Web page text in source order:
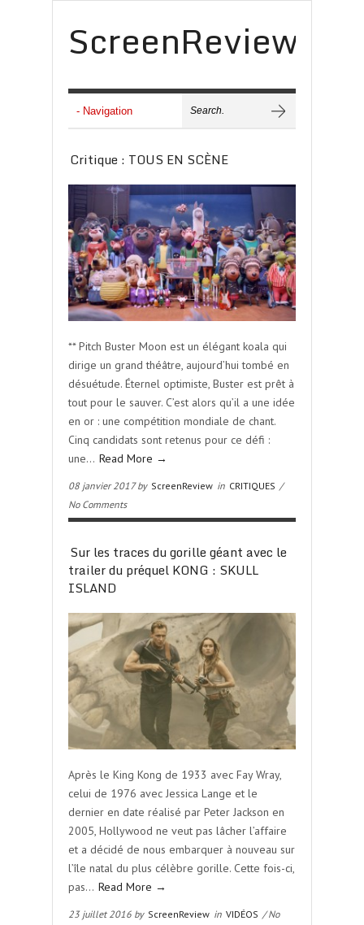
ScreenReview
Critique : TOUS EN SCÈNE
** Pitch Buster Moon est un élégant koala qui
dirige un grand théâtre, aujourd’hui tombé en
désuétude. Éternel optimiste, Buster est prêt à
tout pour le sauver. C’est alors qu’il a une idée
en or : une compétition mondiale de chant.
Cinq candidats sont retenus pour ce défi :
une… Read More →
08 janvier 2017 by ScreenReview in CRITIQUES /
No Comments
Sur les traces du gorille géant avec le
trailer du préquel KONG : SKULL
ISLAND
Après le King Kong de 1933 avec Fay Wray,
celui de 1976 avec Jessica Lange et le
dernier en date réalisé par Peter Jackson en
2005, Hollywood ne veut pas lâcher l’affaire
et a décidé de nous embarquer à nouveau sur
l’île natal du plus célèbre gorille. Cette fois-ci,
pas… Read More →
23 juillet 2016 by ScreenReview in VIDÉOS / No